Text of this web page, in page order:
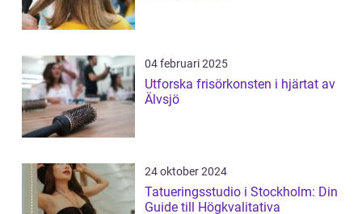
04 februari 2025
Utforska frisörkonsten i hjärtat av
Älvsjö
24 oktober 2024
Tatueringsstudio i Stockholm: Din
Guide till Högkvalitativa